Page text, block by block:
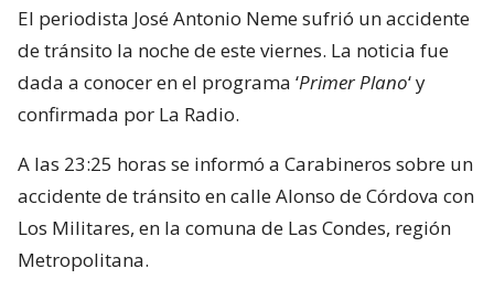
El periodista José Antonio Neme sufrió un accidente
de tránsito la noche de este viernes. La noticia fue
dada a conocer en el programa ‘Primer Plano‘ y
confirmada por La Radio.
A las 23:25 horas se informó a Carabineros sobre un
accidente de tránsito en calle Alonso de Córdova con
Los Militares, en la comuna de Las Condes, región
Metropolitana.